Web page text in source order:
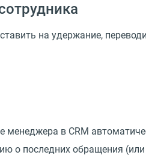
на удержание,
в CRM
о последних обращения (или